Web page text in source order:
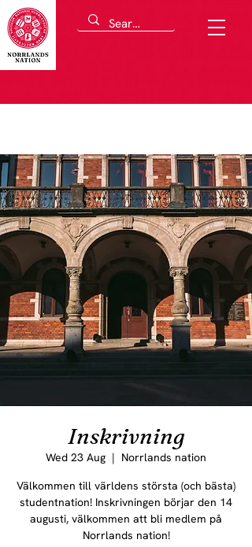
Inskrivning
Wed 23 Aug
  |
Norrlands nation
Välkommen till världens största (och bästa)
studentnation! Inskrivningen börjar den 14
augusti, välkommen att bli medlem på
Norrlands nation!